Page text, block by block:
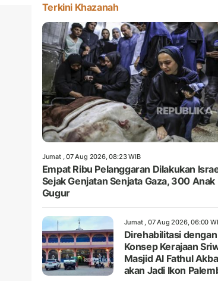
Terkini Khazanah
Jumat , 07 Aug 2026, 08:23 WIB
Empat Ribu Pelanggaran Dilakukan
Sejak Genjatan Senjata Gaza, 300 Anak
Gugur
Jumat , 07 Aug 2026, 06:00
Direhabilitasi dengan
Konsep Kerajaan
Masjid Al Fathul
akan Jadi Ikon